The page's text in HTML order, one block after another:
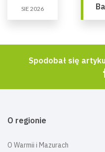
SIE 2026
Spodobał się
O regionie
O Warmii i Mazurach